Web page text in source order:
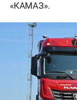
«КАМАЗ».